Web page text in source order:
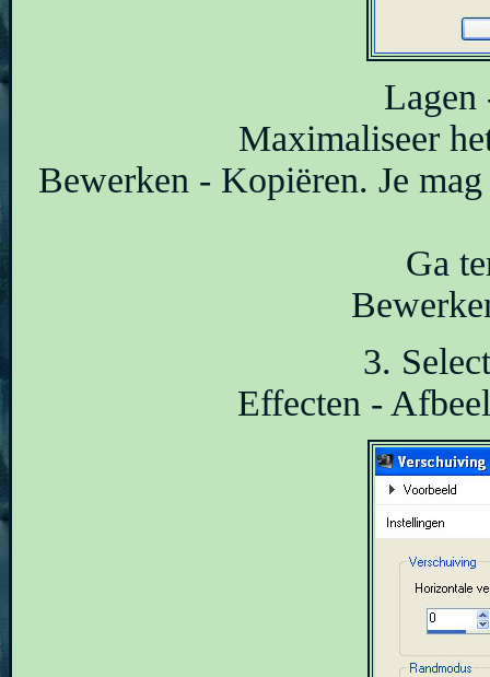
Lagen
Maximaliseer
Bewerken - Kopiëren. Je
Ga
3.
Effecten -